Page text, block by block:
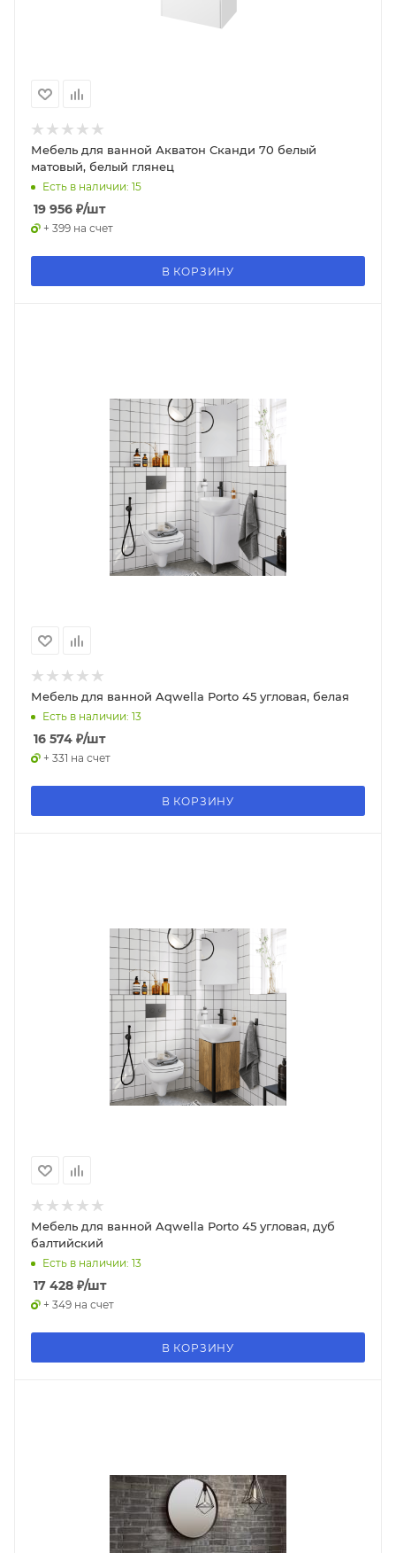
Мебель для ванной Акватон Сканди 70 белый
матовый, белый глянец
Есть в наличии: 15
19 956 ₽/шт
+ 399 на счет
В КОРЗИНУ
Мебель для ванной Aqwella Porto 45 угловая, белая
Есть в наличии: 13
16 574 ₽/шт
+ 331 на счет
В КОРЗИНУ
Мебель для ванной Aqwella Porto 45 угловая, дуб
балтийский
Есть в наличии: 13
17 428 ₽/шт
+ 349 на счет
В КОРЗИНУ